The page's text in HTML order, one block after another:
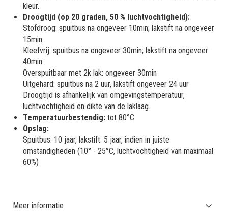
kleur.
Droogtijd (op 20 graden, 50 % luchtvochtigheid):
Stofdroog: spuitbus na ongeveer 10min; lakstift na ongeveer
15min
Kleefvrij: spuitbus na ongeveer 30min; lakstift na ongeveer
40min
Overspuitbaar met 2k lak: ongeveer 30min
Uitgehard: spuitbus na 2 uur, lakstift ongeveer 24 uur
Droogtijd is afhankelijk van omgevingstemperatuur,
luchtvochtigheid en dikte van de laklaag.
Temperatuurbestendig: tot 80°C
Opslag:
Spuitbus: 10 jaar, lakstift: 5 jaar, indien in juiste
omstandigheden (10° - 25°C, luchtvochtigheid van maximaal
60%)
Meer informatie